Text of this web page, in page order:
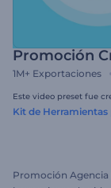
Promoción
1M+ Exportaciones
Este video preset fue
Kit de Herramientas
Promoción Agencia